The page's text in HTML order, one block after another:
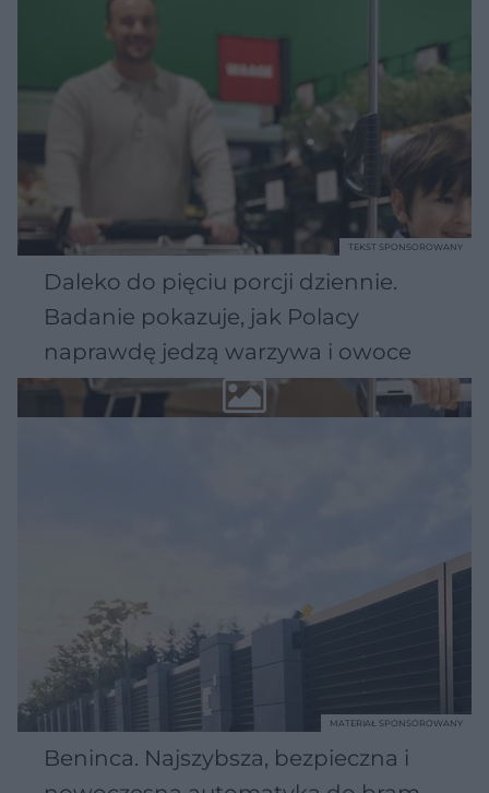
Daleko do pięciu porcji dziennie.
Badanie pokazuje, jak Polacy
naprawdę jedzą warzywa i owoce
TEKST SPONSOROWANY
Beninca. Najszybsza, bezpieczna i
MATERIAŁ SPONSOROWANY